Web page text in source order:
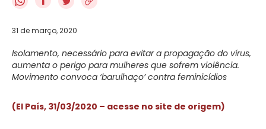
31 de março, 2020
Isolamento, necessário para evitar a propagação do vírus,
aumenta o perigo para mulheres que sofrem violência.
Movimento convoca ‘barulhaço’ contra feminicídios
(El País, 31/03/2020 – acesse no site de origem)